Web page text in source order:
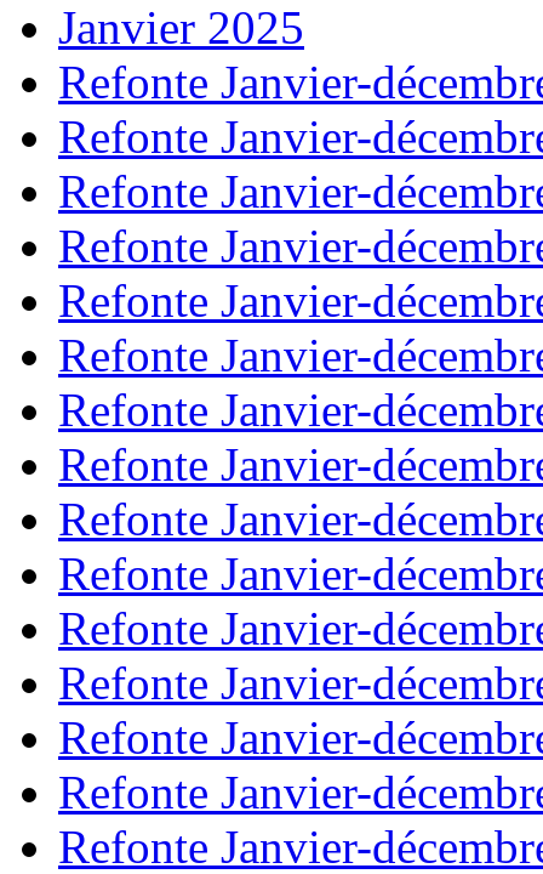
Janvier 2025
Refonte Janvier-
Refonte Janvier-
Refonte Janvier-
Refonte Janvier-
Refonte Janvier-
Refonte Janvier-
Refonte Janvier-
Refonte Janvier-
Refonte Janvier-
Refonte Janvier-
Refonte Janvier-
Refonte Janvier-
Refonte Janvier-
Refonte Janvier-
Refonte Janvier-